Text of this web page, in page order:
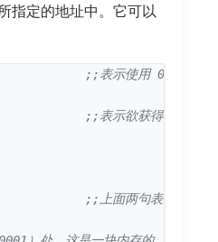
指定的地址中。它可以